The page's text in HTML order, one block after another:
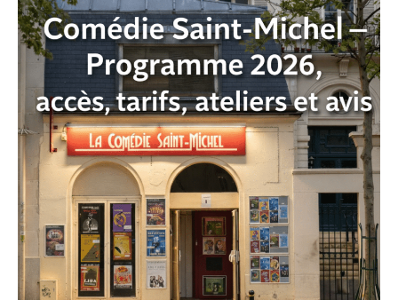
Michel:
Programme
2026,
tarifs,
ateliers
et
avis